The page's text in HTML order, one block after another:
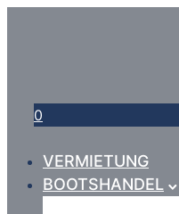
0
VERMIETUNG
BOOTSHANDEL